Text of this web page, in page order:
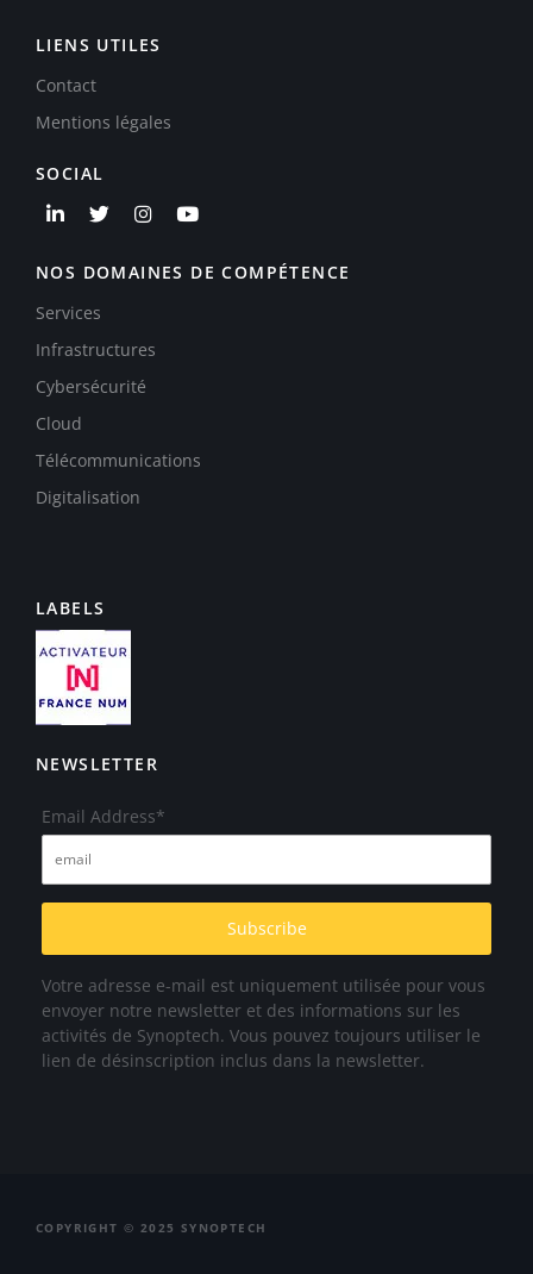
LIENS UTILES
Contact
Mentions légales
SOCIAL
NOS DOMAINES DE COMPÉTENCE
Services
Infrastructures
Cybersécurité
Cloud
Télécommunications
Digitalisation
LABELS
NEWSLETTER
Email Address*
Votre adresse e-mail est uniquement utilisée pour vous
envoyer notre newsletter et des informations sur les
activités de Synoptech. Vous pouvez toujours utiliser le
lien de désinscription inclus dans la newsletter.
COPYRIGHT © 2025 SYNOPTECH